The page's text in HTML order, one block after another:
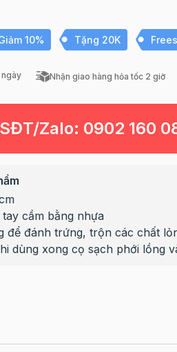
10% Tặng 20K
Nhận giao hàng hỏa tốc 2 giờ
Zalo: 0902 160
cầm bằng nhựa
để đánh trứng, trộn các chất
dùng xong cọ sạch phới lồng